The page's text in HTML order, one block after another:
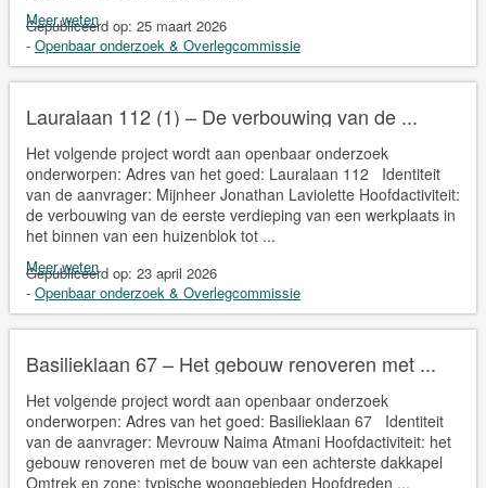
Meer weten
Gepubliceerd op: 25 maart 2026
- Openbaar onderzoek & Overlegcommissie
Lauralaan 112 (1) – De verbouwing van de ...
Het volgende project wordt aan openbaar onderzoek
onderworpen: Adres van het goed: Lauralaan 112 Identiteit
van de aanvrager: Mijnheer Jonathan Laviolette Hoofdactiviteit:
de verbouwing van de eerste verdieping van een werkplaats in
het binnen van een huizenblok tot ...
Meer weten
Gepubliceerd op: 23 april 2026
- Openbaar onderzoek & Overlegcommissie
Basilieklaan 67 – Het gebouw renoveren met ...
Het volgende project wordt aan openbaar onderzoek
onderworpen: Adres van het goed: Basilieklaan 67 Identiteit
van de aanvrager: Mevrouw Naima Atmani Hoofdactiviteit: het
gebouw renoveren met de bouw van een achterste dakkapel
Omtrek en zone: typische woongebieden Hoofdreden ...